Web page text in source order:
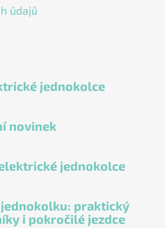
údajů
jednokolce
novinek
jednokolce
praktický
i pokročilé jezdce